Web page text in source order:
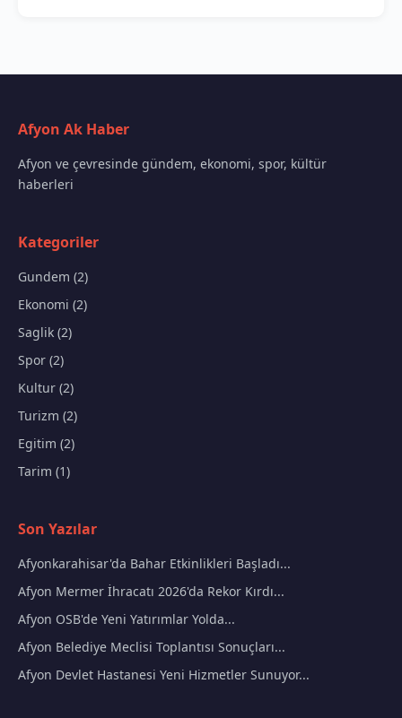
Afyon Ak Haber
Afyon ve çevresinde gündem, ekonomi, spor, kültür
haberleri
Kategoriler
Gundem (2)
Ekonomi (2)
Saglik (2)
Spor (2)
Kultur (2)
Turizm (2)
Egitim (2)
Tarim (1)
Son Yazılar
Afyonkarahisar'da Bahar Etkinlikleri Başladı...
Afyon Mermer İhracatı 2026'da Rekor Kırdı...
Afyon OSB'de Yeni Yatırımlar Yolda...
Afyon Belediye Meclisi Toplantısı Sonuçları...
Afyon Devlet Hastanesi Yeni Hizmetler Sunuyor...